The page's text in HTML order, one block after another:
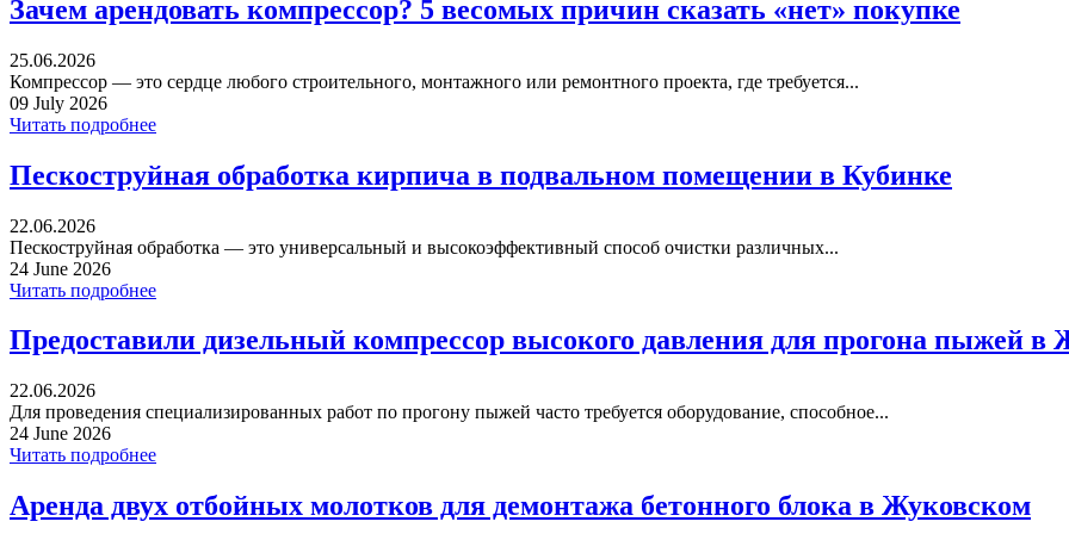
Зачем арендовать компрессор? 5 весомых причин сказать «нет» покупке
25.06.2026
Компрессор — это сердце любого строительного, монтажного или ремонтного проекта, где требуется...
09 July 2026
Читать подробнее
Пескоструйная обработка кирпича в подвальном помещении в Кубинке
22.06.2026
Пескоструйная обработка — это универсальный и высокоэффективный способ очистки различных...
24 June 2026
Читать подробнее
Предоставили дизельный компрессор высокого давления для прогона пыжей в
22.06.2026
Для проведения специализированных работ по прогону пыжей часто требуется оборудование, способное...
24 June 2026
Читать подробнее
Аренда двух отбойных молотков для демонтажа бетонного блока в Жуковском